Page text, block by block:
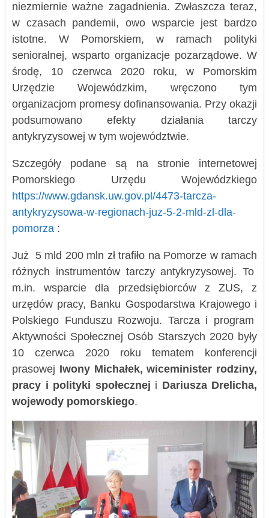
niezmiernie ważne zagadnienia. Zwłaszcza teraz,
w czasach pandemii, owo wsparcie jest bardzo
istotne. W Pomorskiem, w ramach polityki
senioralnej, wsparto organizacje pozarządowe. W
środę, 10 czerwca 2020 roku, w Pomorskim
Urzędzie Wojewódzkim, wręczono tym
organizacjom promesy dofinansowania. Przy okazji
podsumowano efekty działania tarczy
antykryzysowej w tym województwie.
Szczegóły podane są na stronie internetowej
Pomorskiego Urzędu Wojewódzkiego
https://www.gdansk.uw.gov.pl/4473-tarcza-
antykryzysowa-w-regionach-juz-5-2-mld-zl-dla-
pomorza :
Już 5 mld 200 mln zł trafiło na Pomorze w ramach
różnych instrumentów tarczy antykryzysowej. To
m.in. wsparcie dla przedsiębiorców z ZUS, z
urzędów pracy, Banku Gospodarstwa Krajowego i
Polskiego Funduszu Rozwoju. Tarcza i program
Aktywności Społecznej Osób Starszych 2020 były
10 czerwca 2020 roku tematem konferencji
prasowej Iwony Michałek, wiceminister rodziny,
pracy i polityki społecznej i Dariusza Drelicha,
wojewody pomorskiego.